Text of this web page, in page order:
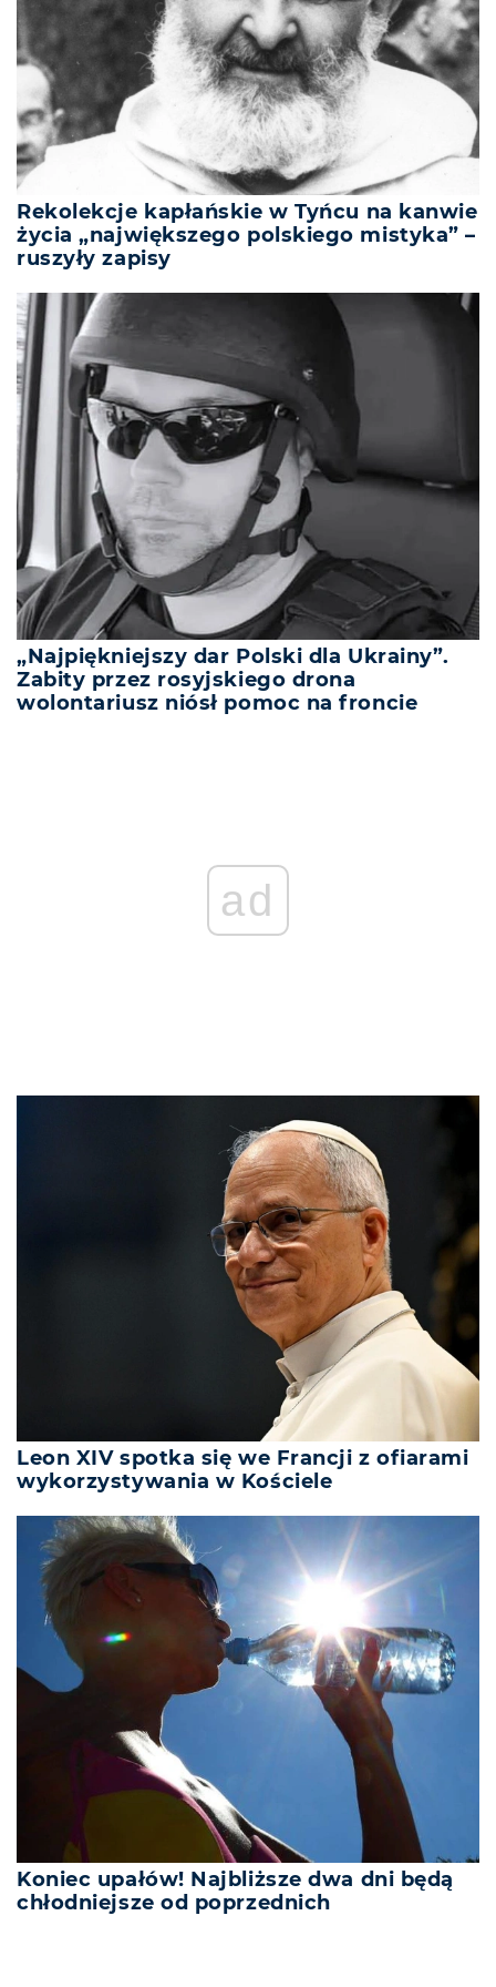
Rekolekcje kapłańskie w Tyńcu na kanwie
życia „największego polskiego mistyka” –
ruszyły zapisy
„Najpiękniejszy dar Polski dla Ukrainy”.
Zabity przez rosyjskiego drona
wolontariusz niósł pomoc na froncie
ad
Leon XIV spotka się we Francji z ofiarami
wykorzystywania w Kościele
Koniec upałów! Najbliższe dwa dni będą
chłodniejsze od poprzednich